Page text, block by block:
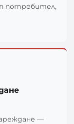
потребител,
—